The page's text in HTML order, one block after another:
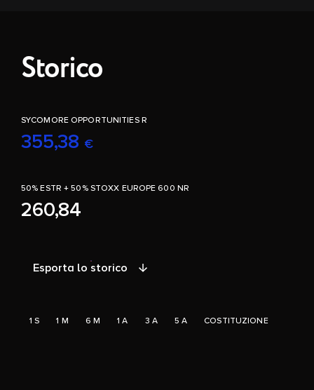
Storico
SYCOMORE OPPORTUNITIES R
355,38 €
50% ESTR + 50% STOXX EUROPE 600 NR
260,84
Esporta lo storico
1 S 1 M 6 M 1 A 3 A 5 A COSTITUZIONE